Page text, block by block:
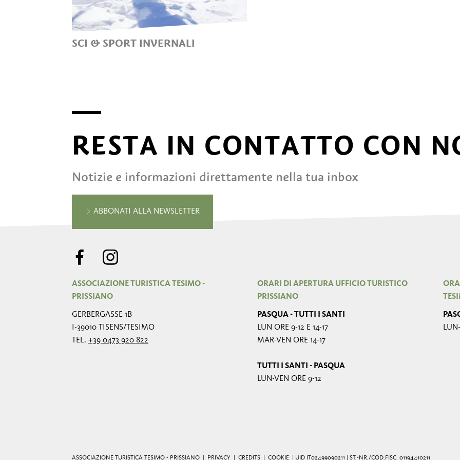
SCI & SPORT INVERNALI
RESTA IN CONTATTO CON
Notizie e informazioni direttamente nella tua inbox
ABBONATI ALLA NEWSLETTER
ASSOCIAZIONE TURISTICA TESIMO -
PRISSIANO
GERBERGASSE 1B
I-39010 TISENS/TESIMO
TEL. +39 0473 920 822
ORARI DI APERTURA UFFICIO TURISTICO
PRISSIANO
PASQUA - TUTTI I SANTI
LUN ORE 9-12 E 14-17
MAR-VEN ORE 14-17
TUTTI I SANTI - PASQUA
LUN-VEN ORE 9-12
ASSOCIAZIONE TURISTICA TESIMO - PRISSIANO | PRIVACY CREDITS COOKIE | UID IT02499090211 | ST.-NR./COD.FISC. 01194410211